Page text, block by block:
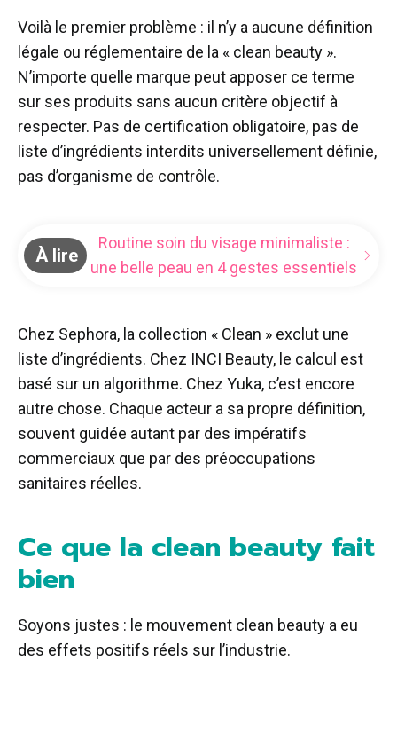
Voilà le premier problème : il n’y a aucune définition
légale ou réglementaire de la « clean beauty ».
N’importe quelle marque peut apposer ce terme
sur ses produits sans aucun critère objectif à
respecter. Pas de certification obligatoire, pas de
liste d’ingrédients interdits universellement définie,
pas d’organisme de contrôle.
À lire
Routine soin du visage minimaliste :
une belle peau en 4 gestes essentiels
Chez Sephora, la collection « Clean » exclut une
liste d’ingrédients. Chez INCI Beauty, le calcul est
basé sur un algorithme. Chez Yuka, c’est encore
autre chose. Chaque acteur a sa propre définition,
souvent guidée autant par des impératifs
commerciaux que par des préoccupations
sanitaires réelles.
Ce que la clean beauty fait
bien
Soyons justes : le mouvement clean beauty a eu
des effets positifs réels sur l’industrie.